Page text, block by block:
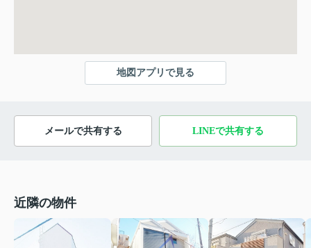
地図アプリで見る
メールで共有する LINEで共有する
近隣の物件